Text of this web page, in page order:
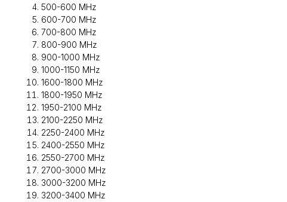
500-600 MHz
600-700 MHz
700-800 MHz
800-900 MHz
900-1000 MHz
1000-1150 MHz
1600-1800 MHz
1800-1950 MHz
1950-2100 MHz
2100-2250 MHz
2250-2400 MHz
2400-2550 MHz
2550-2700 MHz
2700-3000 MHz
3000-3200 MHz
3200-3400 MHz